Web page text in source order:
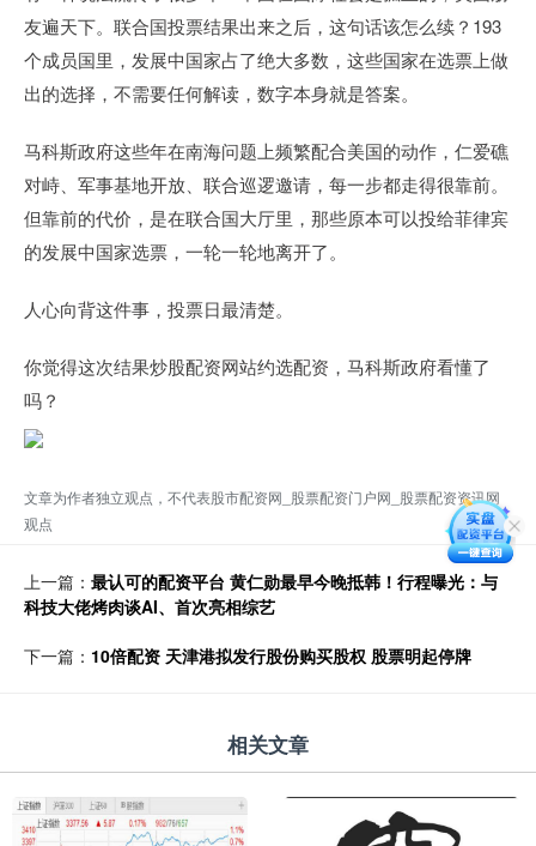
友遍天下。联合国投票结果出来之后，这句话该怎么续？193
个成员国里，发展中国家占了绝大多数，这些国家在选票上做
出的选择，不需要任何解读，数字本身就是答案。
马科斯政府这些年在南海问题上频繁配合美国的动作，仁爱礁
对峙、军事基地开放、联合巡逻邀请，每一步都走得很靠前。
但靠前的代价，是在联合国大厅里，那些原本可以投给菲律宾
的发展中国家选票，一轮一轮地离开了。
人心向背这件事，投票日最清楚。
你觉得这次结果炒股配资网站约选配资，马科斯政府看懂了
吗？
文章为作者独立观点，不代表股市配资网_股票配资门户网_股票配资资讯网
观点
上一篇： 最认可的配资平台 黄仁勋最早今晚抵韩！行程曝光：与
科技大佬烤肉谈AI、首次亮相综艺
下一篇： 10倍配资 天津港拟发行股份购买股权 股票明起停牌
相关文章